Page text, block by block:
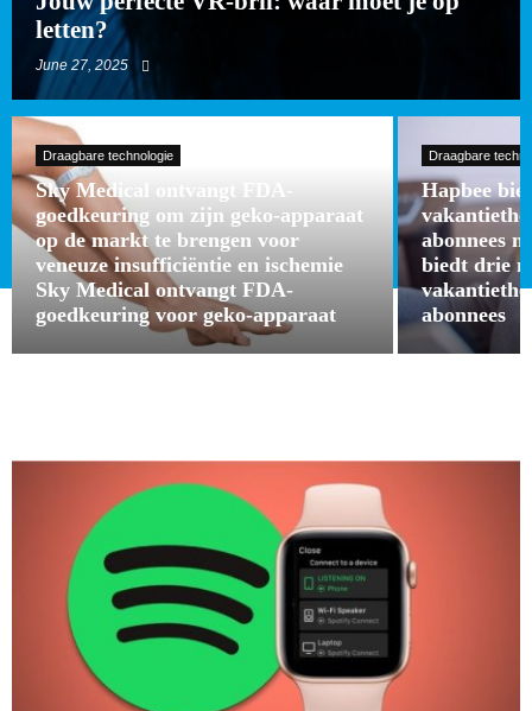
letten?
June 27, 2025
Draagbare technologie
Sky Medical ontvangt FDA-
goedkeuring om zijn geko-apparaat
op de markt te brengen voor
veneuze insufficiëntie en ischemie
Sky Medical ontvangt FDA-
goedkeuring voor geko-apparaat
Draagbare
Hapbee
abonnees
biedt drie
abonnees